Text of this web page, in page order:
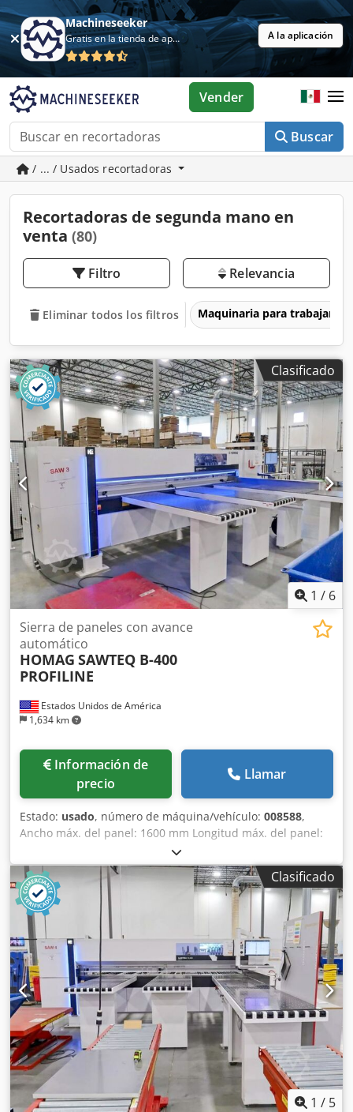
Machineseeker
Gratis en la tienda de aplicaciones A la aplicación
Buscar
Vender
/ ... / Usados recortadoras
Recortadoras de segunda mano en
venta (80)
Filtro Relevancia
Eliminar todos los filtros Maquinaria para trabajar la
Clasificado
1 / 6
Estados Unidos de América
1,634 km
Sierra de paneles con avance
automático
HOMAG SAWTEQ B-400
PROFILINE
Información de
precio
Llamar
Estado: usado, número de máquina/vehículo: 008588,
Ancho máx. del panel: 1600 mm Longitud máx. del panel:
3700 mm Proyección máxima de la hoja principal de sierra:
125 mm Número de pinzas de sujeción: 9 Sistema de carga
para piezas delgadas: sí Credpoy In Avsfx Alisf Clasificado
1 / 5